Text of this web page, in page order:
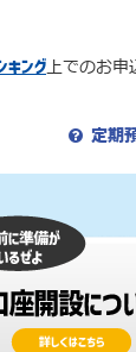
キング上でのお申
定期